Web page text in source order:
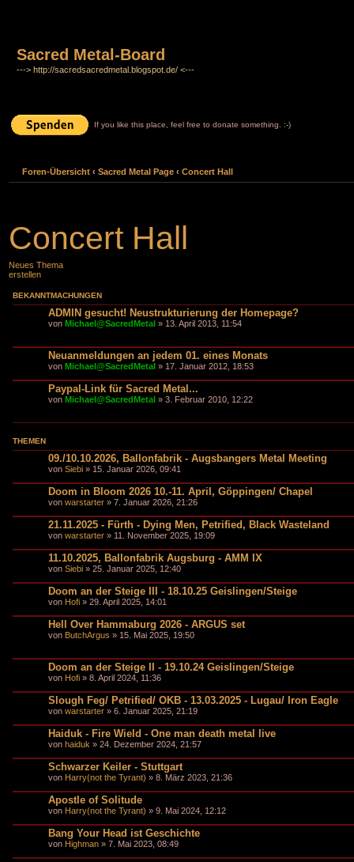
Sacred Metal-Board
---> http://sacredsacredmetal.blogspot.de/ <---
If you like this place, feel free to donate something. :-)
Foren-Übersicht ‹ Sacred Metal Page ‹ Concert Hall
Concert Hall
Neues Thema
erstellen
BEKANNTMACHUNGEN
ADMIN gesucht! Neustrukturierung der Homepage?
von Michael@SacredMetal » 13. April 2013, 11:54
Neuanmeldungen an jedem 01. eines Monats
von Michael@SacredMetal » 17. Januar 2012, 18:53
Paypal-Link für Sacred Metal...
von Michael@SacredMetal » 3. Februar 2010, 12:22
THEMEN
09./10.10.2026, Ballonfabrik - Augsbangers Metal Meeting
von Siebi » 15. Januar 2026, 09:41
Doom in Bloom 2026 10.-11. April, Göppingen/ Chapel
von warstarter » 7. Januar 2026, 21:26
21.11.2025 - Fürth - Dying Men, Petrified, Black Wasteland
von warstarter » 11. November 2025, 19:09
11.10.2025, Ballonfabrik Augsburg - AMM IX
von Siebi » 25. Januar 2025, 12:40
Doom an der Steige III - 18.10.25 Geislingen/Steige
von Hofi » 29. April 2025, 14:01
Hell Over Hammaburg 2026 - ARGUS set
von ButchArgus » 15. Mai 2025, 19:50
Doom an der Steige II - 19.10.24 Geislingen/Steige
von Hofi » 8. April 2024, 11:36
Slough Feg/ Petrified/ OKB - 13.03.2025 - Lugau/ Iron Eagle
von warstarter » 6. Januar 2025, 21:19
Haiduk - Fire Wield - One man death metal live
von haiduk » 24. Dezember 2024, 21:57
Schwarzer Keiler - Stuttgart
von Harry(not the Tyrant) » 8. März 2023, 21:36
Apostle of Solitude
von Harry(not the Tyrant) » 9. Mai 2024, 12:12
Bang Your Head ist Geschichte
von Highman » 7. Mai 2023, 08:49